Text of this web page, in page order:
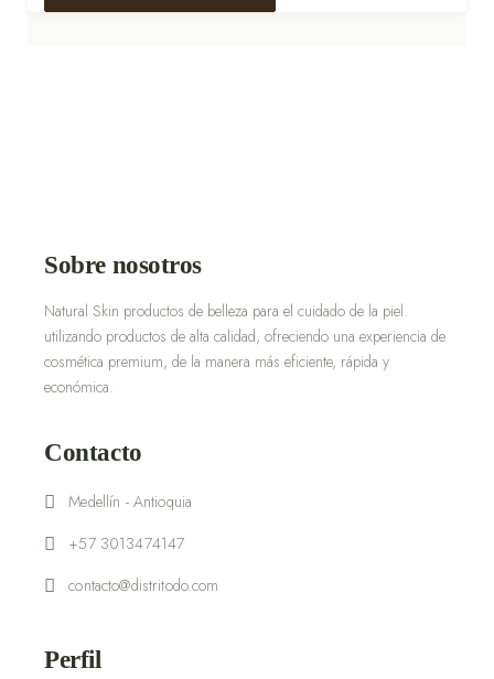
Sobre nosotros
Natural Skin productos de belleza para el cuidado de la piel.
utilizando productos de alta calidad, ofreciendo una experiencia de
cosmética premium, de la manera más eficiente, rápida y
económica.
Contacto
Medellín - Antioquia
+57 3013474147
contacto@distritodo.com
Perfil